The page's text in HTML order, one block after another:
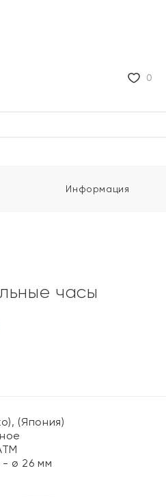
0
Информация
часы
(Япония)
- ø 26 мм